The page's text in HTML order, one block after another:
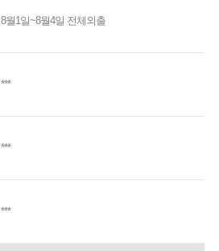
8월1일~8월4일 전체외출
***
***
***